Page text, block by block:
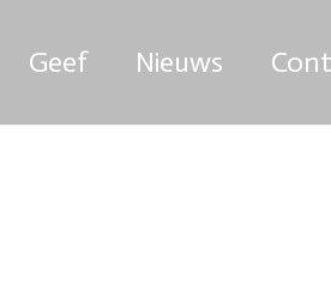
Geef Nieuws